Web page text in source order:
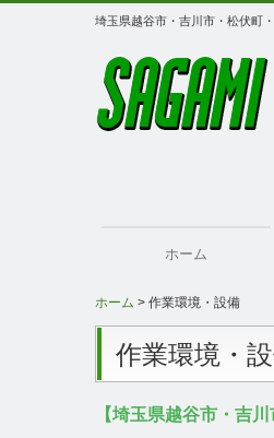
埼玉県越谷市・吉川市・松伏町
ホーム
ホーム 作業環境・設備
作業環境・
【埼玉県越谷市・吉